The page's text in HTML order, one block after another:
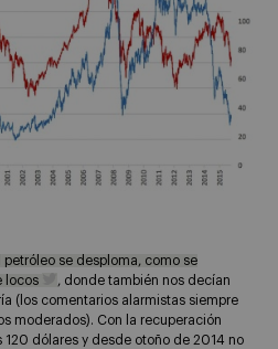
se desploma, como se
locos
, donde también nos decían
(los comentarios alarmistas siempre
moderados). Con la recuperación
120 dólares y desde otoño de 2014 no